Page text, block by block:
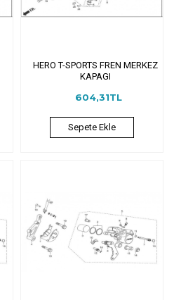
HERO T-SPORTS FREN MERKEZ
KAPAGI
604,31TL
Sepete Ekle